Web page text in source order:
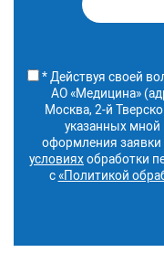
* Действуя своей
АО «Медицина»
Москва, 2-й
указанных
оформления заявки
условияхобработки
с«Политикой